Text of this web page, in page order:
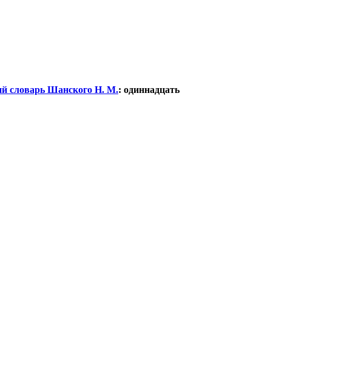
словарь Шанского Н. М.: одиннадцать